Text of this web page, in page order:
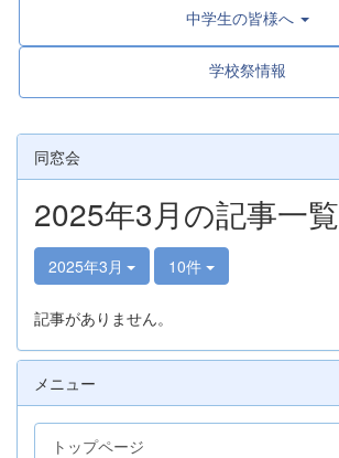
中学生の皆様へ
学校祭情報
同窓会
2025年3月の記事一覧
2025年3月 10件
記事がありません。
メニュー
トップページ